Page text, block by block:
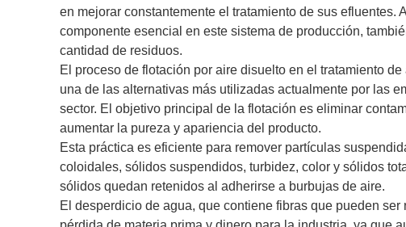
en mejorar constantemente el tratamiento de sus efluentes.
componente esencial en este sistema de producción,
cantidad de residuos.
El proceso de flotación por aire disuelto en el tratamiento
una de las alternativas más utilizadas actualmente por las
sector. El objetivo principal de la flotación es eliminar
aumentar la pureza y apariencia del producto.
Esta práctica es eficiente para remover partículas
coloidales, sólidos suspendidos, turbidez, color y sólidos
sólidos quedan retenidos al adherirse a burbujas de aire.
El desperdicio de agua, que contiene fibras que pueden ser